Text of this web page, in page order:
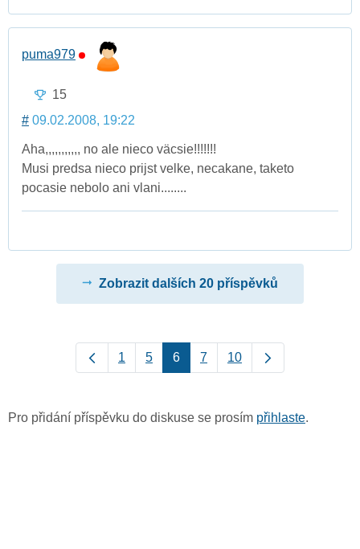
puma979
15
# 09.02.2008, 19:22
Aha,,,,,,,,,,, no ale nieco väcsie!!!!!!!
Musi predsa nieco prijst velke, necakane, taketo
pocasie nebolo ani vlani........
Zobrazit dalších 20 příspěvků
1 5 6 7 10
Pro přidání příspěvku do diskuse se prosím přihlaste.